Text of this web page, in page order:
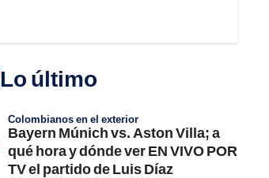
Lo último
Colombianos en el exterior
Bayern Múnich vs. Aston Villa; a
qué hora y dónde ver EN VIVO POR
TV el partido de Luis Díaz